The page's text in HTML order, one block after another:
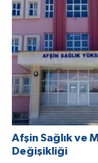
Afşin Sağlık ve
Değişikliği